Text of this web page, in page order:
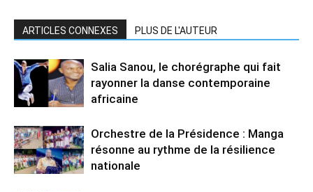
ARTICLES CONNEXES PLUS DE L'AUTEUR
Salia Sanou, le chorégraphe qui fait
rayonner la danse contemporaine
africaine
Orchestre de la Présidence : Manga
résonne au rythme de la résilience
nationale